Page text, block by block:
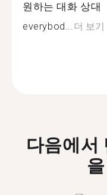
원하는 대화 상대
everybod...더 보기
다음에서